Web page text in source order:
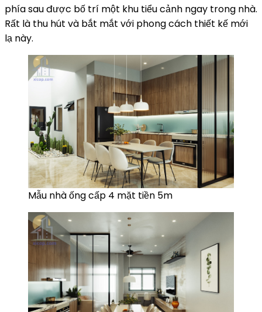
phía sau được bố trí một khu tiểu cảnh ngay trong nhà.
Rất là thu hút và bắt mắt với phong cách thiết kế mới
lạ này.
Mẫu nhà ống cấp 4 mặt tiền 5m